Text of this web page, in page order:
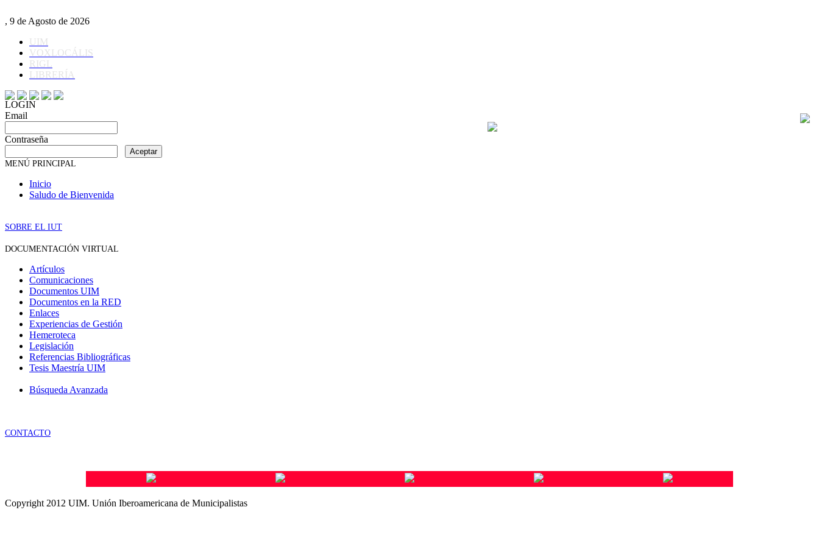
, 9 de Agosto de 2026
UIM
VOXLOCÁLIS
RIGL
LIBRERÍA
LOGIN
Email
Contraseña
Aceptar
MENÚ PRINCIPAL
Inicio
Saludo de Bienvenida
SOBRE EL IUT
DOCUMENTACIÓN VIRTUAL
Artículos
Comunicaciones
Documentos UIM
Documentos en la RED
Enlaces
Experiencias de Gestión
Hemeroteca
Legislación
Referencias Bibliográficas
Tesis Maestría UIM
Búsqueda Avanzada
CONTACTO
Copyright 2012 UIM. Unión Iberoamericana de Municipalistas